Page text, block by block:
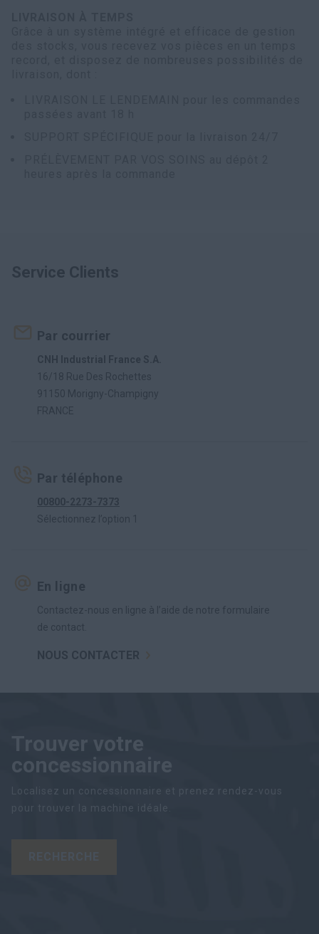
Service Clients
Par courrier
CNH Industrial France S.A.
16/18 Rue Des Rochettes
91150 Morigny-Champigny
FRANCE
Par téléphone
00800-2273-7373
Sélectionnez l’option 1
En ligne
Contactez-nous en ligne à l’aide de notre formulaire
de contact.
NOUS CONTACTER
Trouver votre
concessionnaire
Localisez un concessionnaire et prenez rendez-vous
pour trouver la machine idéale.